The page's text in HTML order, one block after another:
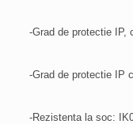
-Grad de protectie IP,
-Grad de protectie IP
-Rezistenta la soc: